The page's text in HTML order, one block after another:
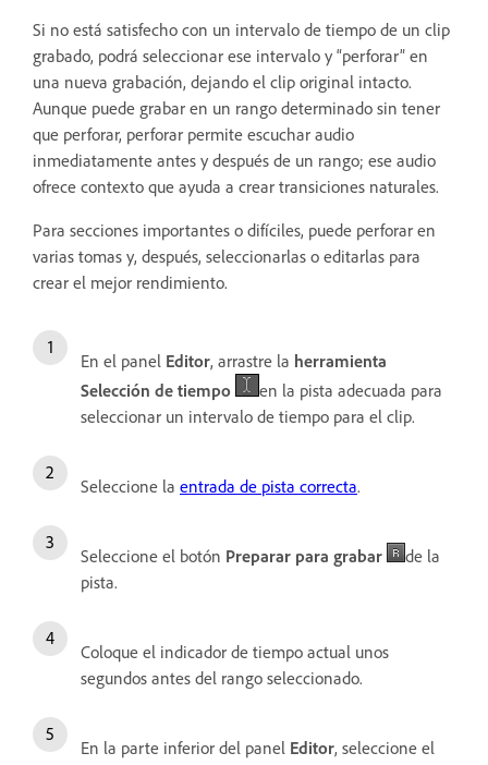
Si no está satisfecho con un intervalo de tiempo de un clip
grabado, podrá seleccionar ese intervalo y “perforar” en
una nueva grabación, dejando el clip original intacto.
Aunque puede grabar en un rango determinado sin tener
que perforar, perforar permite escuchar audio
inmediatamente antes y después de un rango; ese audio
ofrece contexto que ayuda a crear transiciones naturales.
Para secciones importantes o difíciles, puede perforar en
varias tomas y, después, seleccionarlas o editarlas para
crear el mejor rendimiento.
En el panel Editor, arrastre la herramienta
Selección de tiempo
en la pista adecuada para
seleccionar un intervalo de tiempo para el clip.
Seleccione la entrada de pista correcta.
Seleccione el botón Preparar para grabar
de la
pista.
Coloque el indicador de tiempo actual unos
segundos antes del rango seleccionado.
En la parte inferior del panel Editor, seleccione el